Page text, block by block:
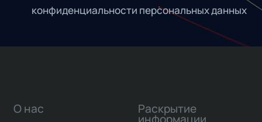
конфиденциальности персональных данных
О нас Раскрытие